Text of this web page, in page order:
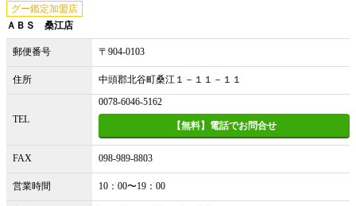
グー鑑定加盟店
ＡＢＳ 桑江店
郵便番号 〒904-0103
住所 中頭郡北谷町桑江１－１１－１１
TEL
0078-6046-5162
【無料】電話でお問合せ
FAX 098-989-8803
営業時間 10：00〜19：00